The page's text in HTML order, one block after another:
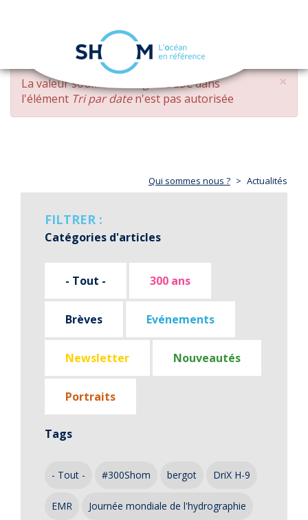
Aller
contenu
principal
navigation
×
MESSAGE
D'ERREUR
La valeur soumise changed DESCdans
l'élément Tri par daten'est pas autorisée
Qui sommes nous ? Actualités
FILTRER :
Catégories d'articles
- Tout - 300 ans
Brèves Evénements
Newsletter Nouveautés
Portraits
Tags
- Tout - #300Shom bergot DriX H-9
EMR Journée mondiale de l'hydrographie